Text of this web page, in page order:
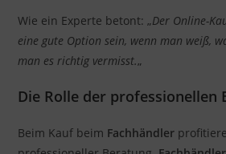
Wie ein Experte betont: „Der Online-
eine gute Option sein, wenn man weiß,
man es richtig vermisst.„
Die Rolle der professionellen
Beim Kauf beim Fachhändler